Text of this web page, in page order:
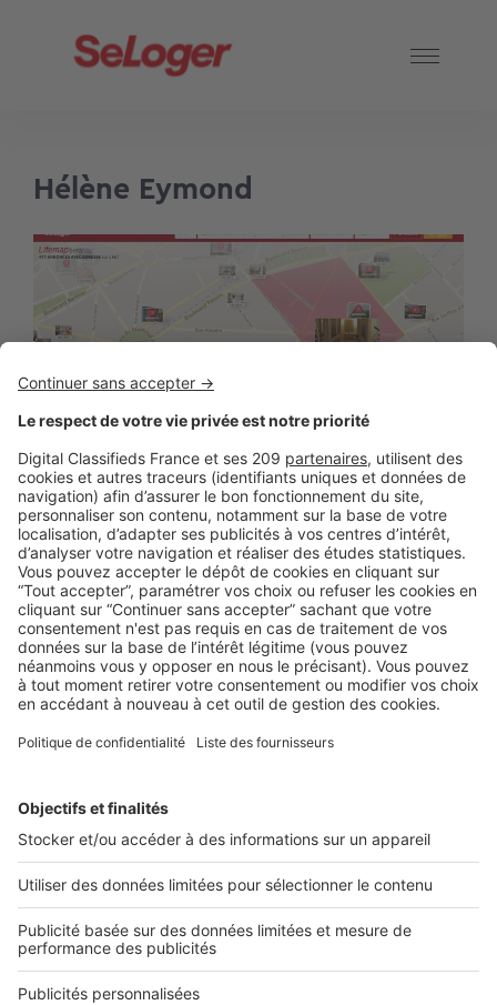
Hélène Eymond
LE MARCHÉ
SeLoger revisite son expérience carte :
coup de cœur assuré !
A l’occasion de ses 25 ans, SeLoger poursuit sa
transformation digitale en accordant son site à sa ...
2 rue des Italiens 75009 Paris
01 53 38 80 00